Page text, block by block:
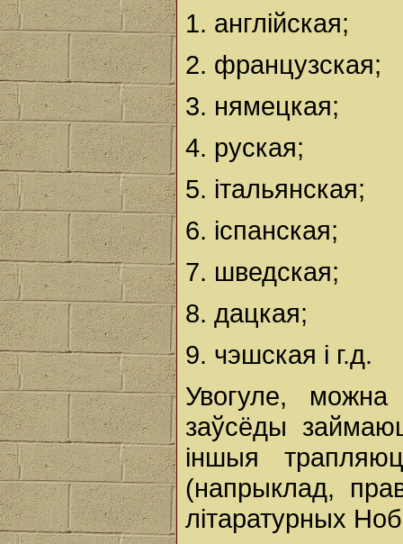
1. англійская;
2. французская;
3. нямецкая;
4. руская;
5. італьянская;
6. іспанская;
7. шведская;
8. дацкая;
9. чэшская і г.д.
Увогуле,
заўсёды
іншыя
(напрыклад,
літаратурных